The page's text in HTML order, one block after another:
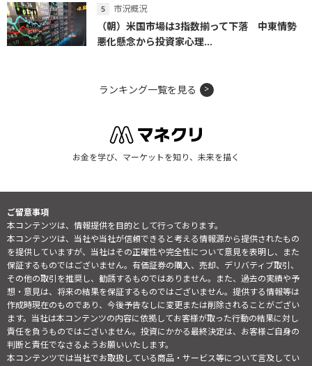
市況概況
（朝）米国市場は3指数揃って下落 中東情勢
悪化懸念から投資家心理...
ランキング一覧を見る
お金を学び、マーケットを知り、未来を描く
ご留意事項
本コンテンツは、情報提供を目的として行っております。
本コンテンツは、当社や当社が信頼できると考える情報源から提供されたもの
を提供していますが、当社はその正確性や完全性について意見を表明し、また
保証するものではございません。有価証券の購入、売却、デリバティブ取引、
その他の取引を推奨し、勧誘するものではありません。また、過去の実績や予
想・意見は、将来の結果を保証するものではございません。提供する情報等は
作成時現在のものであり、今後予告なしに変更または削除されることがござい
ます。当社は本コンテンツの内容に依拠してお客様が取った行動の結果に対し
責任を負うものではございません。投資にかかる最終決定は、お客様ご自身の
判断と責任でなさるようお願いいたします。
本コンテンツでは当社でお取扱している商品・サービス等について言及してい